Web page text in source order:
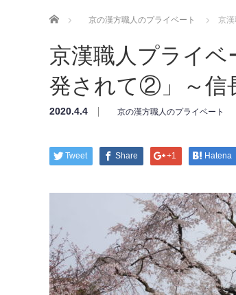
ホーム 京の漢方職人のプライベート 京
京漢職人プライ
発されて②」～信
2020.4.4 京の漢方職人のプライベート
Tweet Share +1 Hatena